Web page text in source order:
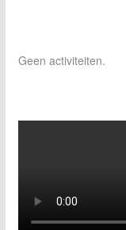
Geen activiteiten.